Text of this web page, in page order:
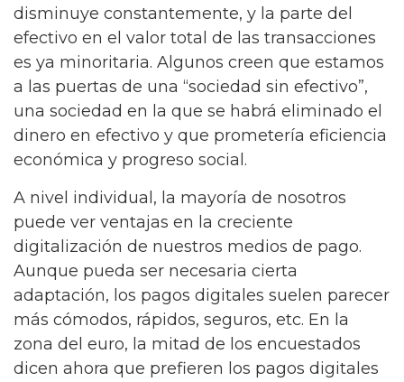
disminuye constantemente, y la parte del
efectivo en el valor total de las transacciones
es ya minoritaria. Algunos creen que estamos
a las puertas de una “sociedad sin efectivo”,
una sociedad en la que se habrá eliminado el
dinero en efectivo y que prometería eficiencia
económica y progreso social.
A nivel individual, la mayoría de nosotros
puede ver ventajas en la creciente
digitalización de nuestros medios de pago.
Aunque pueda ser necesaria cierta
adaptación, los pagos digitales suelen parecer
más cómodos, rápidos, seguros, etc. En la
zona del euro, la mitad de los encuestados
dicen ahora que prefieren los pagos digitales